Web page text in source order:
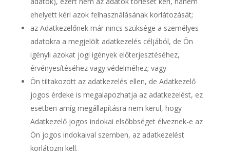
ehelyett kéri azok felhasználásának korlátozását;
az Adatkezelőnek már nincs szüksége a személyes
adatokra a megjelölt adatkezelés céljából, de Ön
igényli azokat jogi igények előterjesztéséhez,
érvényesítéséhez vagy védelméhez; vagy
Ön tiltakozott az adatkezelés ellen, de Adatkezelő
jogos érdeke is megalapozhatja az adatkezelést, ez
esetben amíg megállapításra nem kerül, hogy
Adatkezelő jogos indokai elsőbbséget élveznek-e az
Ön jogos indokaival szemben, az adatkezelést
korlátozni kell.